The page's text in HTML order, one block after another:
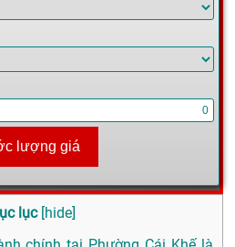
lượng giá
lục [hide]